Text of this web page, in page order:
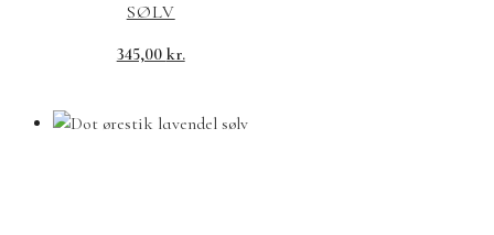
SØLV
345,00 kr.